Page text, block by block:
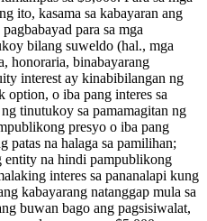
ito, kasama sa kabayaran ang
para sa mga
bilang suweldo (hal., mga
honoraria, binabayarang
interest ay kinabibilangan ng
option, o iba pang interes sa
tinutukoy sa pamamagitan ng
presyo o iba pang
patas na halaga sa pamilihan;
entity na hindi pampublikong
interes sa pananalapi kung
kabayarang natanggap mula sa
buwan bago ang pagsisiwalat,